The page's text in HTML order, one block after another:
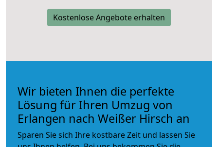
Kostenlose Angebote erhalten
Wir bieten Ihnen die perfekte
Lösung für Ihren Umzug von
Erlangen nach Weißer Hirsch an
Sparen Sie sich Ihre kostbare Zeit und lassen Sie